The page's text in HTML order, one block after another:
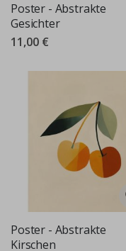
Poster - Abstrakte
Gesichter
11,00 €
Poster - Abstrakte
Kirschen